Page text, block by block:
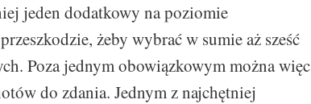
jeden dodatkowy na poziomie
żeby wybrać w sumie aż sześć
Poza jednym obowiązkowym można więc
do zdania. Jednym z najchętniej